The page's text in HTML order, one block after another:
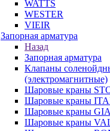
WATTS
WESTER
VIEIR
Запорная арматура
Назад
Запорная арматура
Клапаны
(электромагнитные)
Шаровые краны
Шаровые краны
Шаровые краны
Шаровые краны